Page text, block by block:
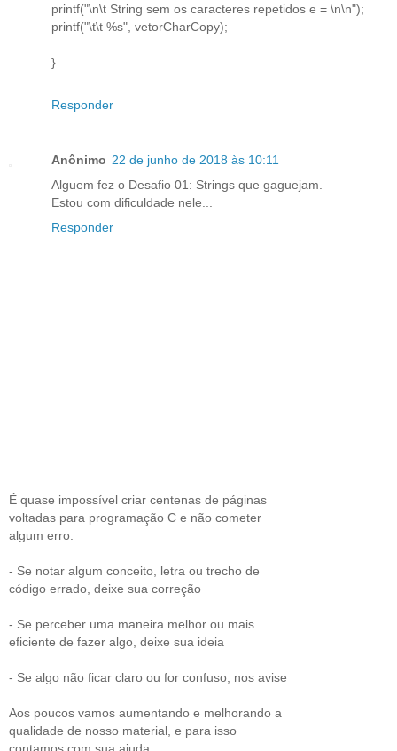
printf("\n\t String sem os caracteres repetidos e = \n\n");
printf("\t\t %s", vetorCharCopy);
}
Responder
Anônimo 22 de junho de 2018 às 10:11
Alguem fez o Desafio 01: Strings que gaguejam.
Estou com dificuldade nele...
Responder
É quase impossível criar centenas de páginas
voltadas para programação C e não cometer
algum erro.
- Se notar algum conceito, letra ou trecho de
código errado, deixe sua correção
- Se perceber uma maneira melhor ou mais
eficiente de fazer algo, deixe sua ideia
- Se algo não ficar claro ou for confuso, nos avise
Aos poucos vamos aumentando e melhorando a
qualidade de nosso material, e para isso